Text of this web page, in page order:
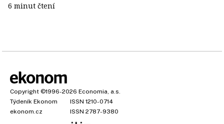
6 minut čtení
Copyright ©1996-2026 Economia, a.s.
Týdeník Ekonom
ISSN 1210-0714
ekonom.cz
ISSN 2787-9380